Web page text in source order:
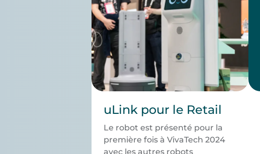
uLink pour le Retail
Le robot est présenté pour la
première fois à VivaTech 2024
avec les autres robots